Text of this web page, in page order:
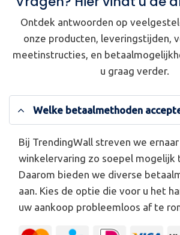
Ontdek antwoorden op
onze producten, leveringstijden,
meetinstructies, en
u graag verder.
Welke betaalmethoden
Bij TrendingWall streven we
winkelervaring zo soepel mogelijk
Daarom bieden we diverse
aan. Kies de optie die voor u het
uw aankoop probleemloos af te